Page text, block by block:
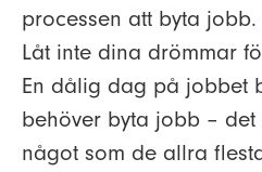
processen att byta jobb.
Låt inte dina drömmar
En dålig dag på jobbet
behöver byta jobb –
något som de allra